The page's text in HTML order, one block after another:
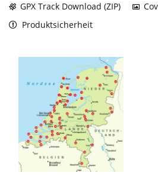
GPX Track Download (ZIP)
Produktsicherheit